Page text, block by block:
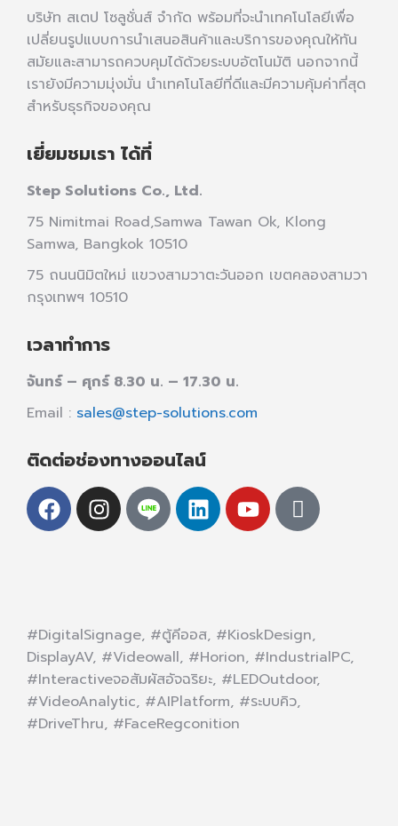
บริษัท สเตป โซลูชั่นส์ จำกัด พร้อมที่จะนำเทคโนโลยีเพื่อ
เปลี่ยนรูปแบบการนำเสนอสินค้าและบริการของคุณให้ทัน
สมัยและสามารถควบคุมได้ด้วยระบบอัตโนมัติ นอกจากนี้
เรายังมีความมุ่งมั่น นำเทคโนโลยีที่ดีและมีความคุ้มค่าที่สุด
สำหรับธุรกิจของคุณ
เยี่ยมชมเรา ได้ที่
Step Solutions Co., Ltd.
75 Nimitmai Road,Samwa Tawan Ok, Klong
Samwa, Bangkok 10510
75 ถนนนิมิตใหม่ แขวงสามวาตะวันออก เขตคลองสามวา
กรุงเทพฯ 10510
เวลาทำการ
จันทร์ – ศุกร์ 8.30 น. – 17.30 น.
Email : sales@step-solutions.com
ติดต่อช่องทางออนไลน์
#DigitalSignage, #ตู้คีออส, #KioskDesign,
DisplayAV, #Videowall, #Horion, #IndustrialPC,
#Interactiveจอสัมผัสอัจฉริยะ, #LEDOutdoor,
#VideoAnalytic, #AIPlatform, #ระบบคิว,
#DriveThru, #FaceRegconition